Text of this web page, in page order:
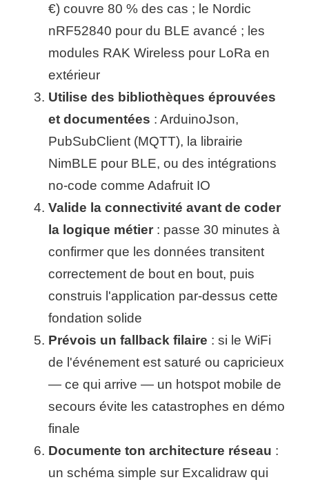
€) couvre 80 % des cas ; le Nordic
nRF52840 pour du BLE avancé ; les
modules RAK Wireless pour LoRa en
extérieur
Utilise des bibliothèques éprouvées
et documentées : ArduinoJson,
PubSubClient (MQTT), la librairie
NimBLE pour BLE, ou des intégrations
no-code comme Adafruit IO
Valide la connectivité avant de coder
la logique métier : passe 30 minutes à
confirmer que les données transitent
correctement de bout en bout, puis
construis l'application par-dessus cette
fondation solide
Prévois un fallback filaire : si le WiFi
de l'événement est saturé ou capricieux
— ce qui arrive — un hotspot mobile de
secours évite les catastrophes en démo
finale
Documente ton architecture réseau :
un schéma simple sur Excalidraw qui